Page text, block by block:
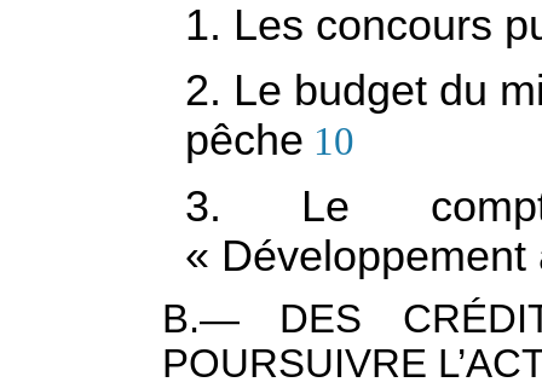
1. Les concours
2. Le budget du
pêche 10
3. Le
«
B.— DES
POURSUIVRE